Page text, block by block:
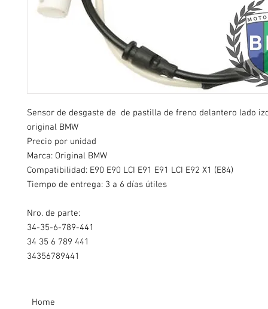
Sensor de desgaste de de pastilla de freno delantero lado
original BMW
Precio por unidad
Marca: Original BMW
Compatibilidad: E90 E90 LCI E91 E91 LCI E92 X1 (E84)
Tiempo de entrega: 3 a 6 días útiles
Nro. de parte:
34-35-6-789-441
34 35 6 789 441
34356789441
Home